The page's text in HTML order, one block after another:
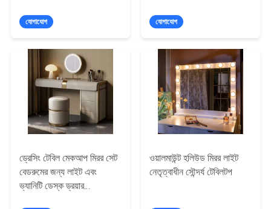
যোগাযোগ যোগাযোগ
ড্রেসিং টেবিল মেকআপ মিরর সেট
বেডরুমের জন্য লাইট এবং
ভ্যানিটি ডেস্ক ড্রয়ার
ওয়ালমাউন্ট হলিউড মিরর লাইট
নেতৃত্বাধীন সৌন্দর্য টেবিলটপ